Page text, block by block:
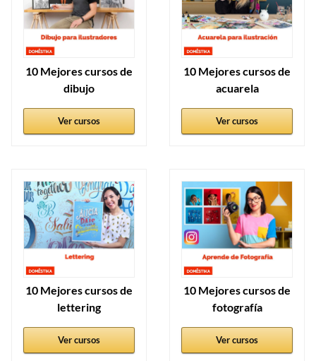
10 Mejores cursos de
dibujo
Ver cursos
10 Mejores cursos de
acuarela
Ver cursos
10 Mejores cursos de
lettering
Ver cursos
10 Mejores cursos de
fotografía
Ver cursos